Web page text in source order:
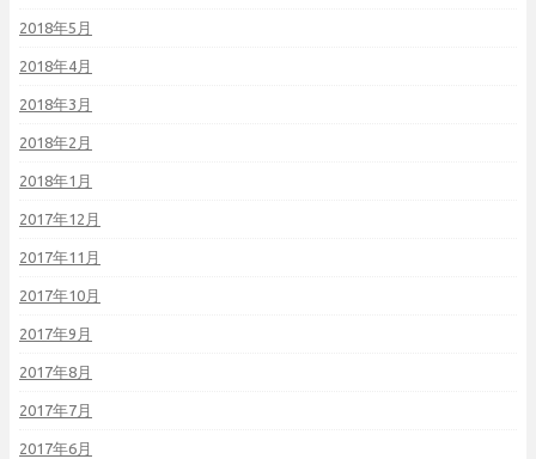
2018年5月
2018年4月
2018年3月
2018年2月
2018年1月
2017年12月
2017年11月
2017年10月
2017年9月
2017年8月
2017年7月
2017年6月